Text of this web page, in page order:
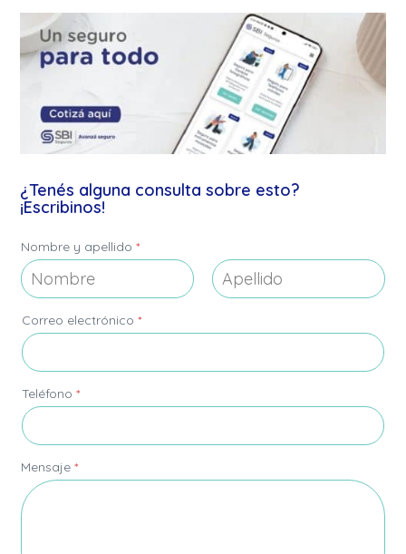
¿Tenés alguna consulta sobre esto?
¡Escribinos!
Nombre y apellido*
y
e
l
c
r
ó
n
c
o
Correo electrónico*
Teléfono*
Mensaje*